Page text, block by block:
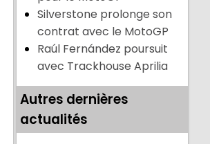
Silverstone prolonge son
contrat avec le MotoGP
Raúl Fernández poursuit
avec Trackhouse Aprilia
Autres dernières
actualités